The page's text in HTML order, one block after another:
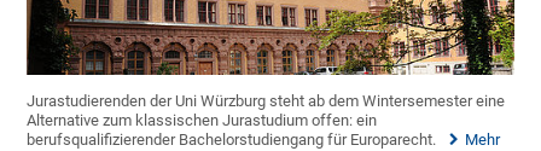
Jurastudierenden der Uni Würzburg steht ab dem Wintersemester eine
Alternative zum klassischen Jurastudium offen: ein
berufsqualifizierender Bachelorstudiengang für Europarecht.
Mehr